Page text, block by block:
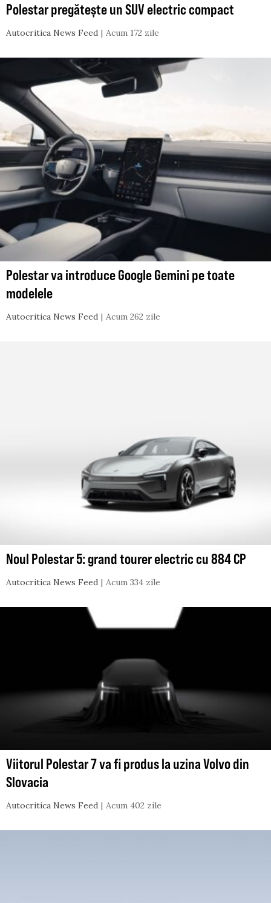
Polestar pregătește un SUV electric compact
Autocritica News Feed Acum 172 zile
Polestar va introduce Google Gemini pe toate
modelele
Autocritica News Feed Acum 262 zile
Noul Polestar 5: grand tourer electric cu 884 CP
Autocritica News Feed Acum 334 zile
Viitorul Polestar 7 va fi produs la uzina Volvo din
Slovacia
Autocritica News Feed Acum 402 zile